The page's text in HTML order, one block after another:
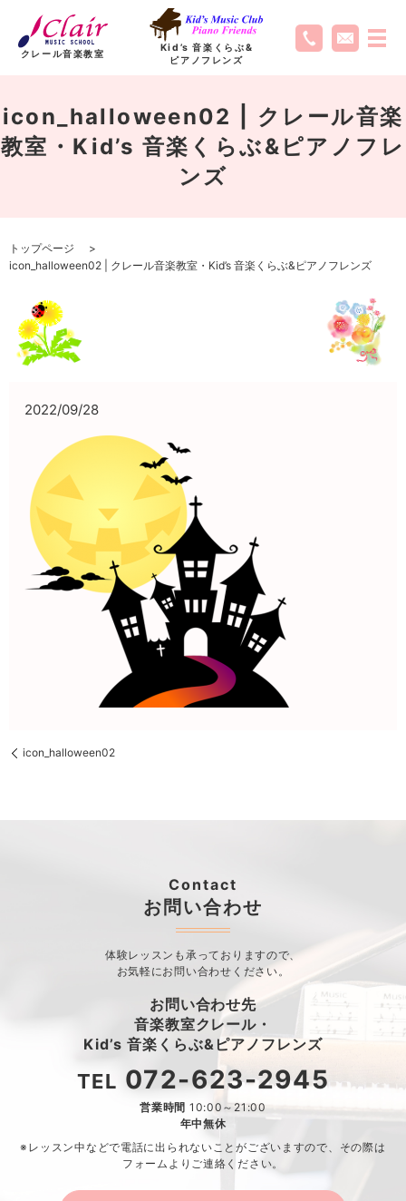
クレール音楽教室
Kid’s 音楽くらぶ&
ピアノフレンズ
icon_halloween02 | クレール音楽
教室・Kid’s 音楽くらぶ&ピアノフレ
ンズ
トップページ
icon_halloween02 | クレール音楽教室・Kid’s 音楽くらぶ&ピアノフレンズ
2022/09/28
icon_halloween02
Contact
お問い合わせ
体験レッスンも承っておりますので、
お気軽にお問い合わせください。
お問い合わせ先
音楽教室クレール・
Kid’s 音楽くらぶ&ピアノフレンズ
TEL 072-623-2945
営業時間 10:00～21:00
年中無休
※レッスン中などで電話に出られないことがございますので、 その際は
フォームよりご連絡ください。